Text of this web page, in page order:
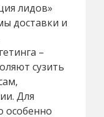
лидов»
доставки и
–
сузить
Для
особенно